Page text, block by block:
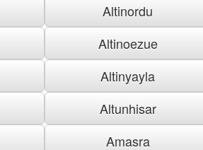
Altinordu
Altinoezue
Altinyayla
Altunhisar
Amasra